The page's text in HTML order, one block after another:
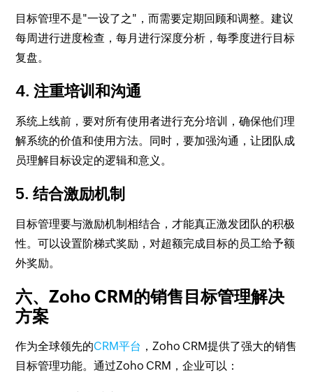
目标管理不是"一设了之"，而需要定期回顾和调整。建议
每周进行进度检查，每月进行深度分析，每季度进行目标
复盘。
4. 注重培训和沟通
系统上线前，要对所有使用者进行充分培训，确保他们理
解系统的价值和使用方法。同时，要加强沟通，让团队成
员理解目标设定的逻辑和意义。
5. 结合激励机制
目标管理要与激励机制相结合，才能真正激发团队的积极
性。可以设置阶梯式奖励，对超额完成目标的员工给予额
外奖励。
六、Zoho CRM的销售目标管理解决
方案
作为全球领先的CRM平台 ，Zoho CRM提供了强大的销售
目标管理功能。通过Zoho CRM，企业可以：